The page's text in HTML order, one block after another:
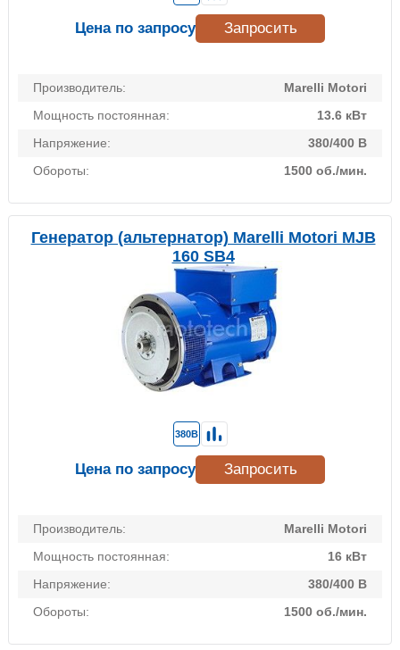
Производитель:
Marelli Motori
Мощность постоянная:
13.6 кВт
Напряжение:
380/400 В
Обороты:
1500 об./мин.
Цена по запросу Запросить
Генератор (альтернатор) Marelli Motori MJB
160 SB4
Производитель:
Marelli Motori
Мощность постоянная:
16 кВт
Напряжение:
380/400 В
Обороты:
1500 об./мин.
380В
Цена по запросу Запросить